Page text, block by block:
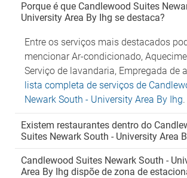
Porque é que Candlewood Suites
University Area By Ihg se destaca?
Entre os serviços mais destacados
mencionar Ar-condicionado,
Serviço de lavandaria, Empregada de
lista completa de serviços de
Newark South - University Area By Ihg.
Existem restaurantes dentro do
Suites Newark South - University Area
Candlewood Suites Newark South -
Area By Ihg dispõe de zona de